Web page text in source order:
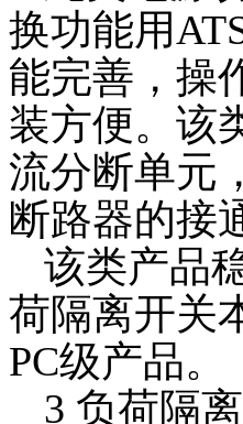
企业之间的竞争本质上就
了解更多
质量部经理
了解更多
联系方式
地理位置
地址：浙江省温州市乐清
销售部：0577-62892830
技术部：15967779137
传真：0577-62892830
了解更多
地图导航，方便您的来访
换功能用
能完善，操
装方便。该
流分断单元
断路器的接
该类产品
荷隔离开关
PC级产品。
3 负荷隔